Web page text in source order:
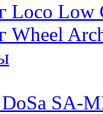
Loco Low
Wheel
SA-